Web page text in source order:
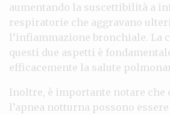
aumentando la suscettibilità a
respiratorie che aggravano
l’infiammazione bronchiale. La
questi due aspetti è
efficacemente la salute
Inoltre, è importante notare che
l’apnea notturna possono